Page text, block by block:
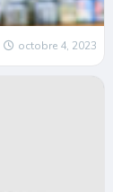
octobre 4, 2023